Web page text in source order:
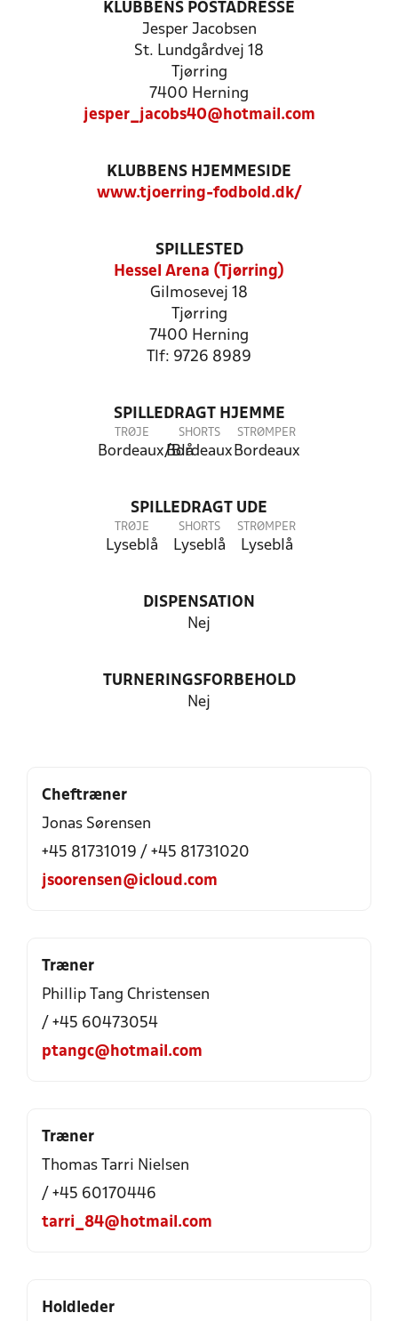
KLUBBENS POSTADRESSE
Jesper Jacobsen
St. Lundgårdvej 18
Tjørring
7400 Herning
jesper_jacobs40@hotmail.com
KLUBBENS HJEMMESIDE
www.tjoerring-fodbold.dk/
SPILLESTED
Hessel Arena (Tjørring)
Gilmosevej 18
Tjørring
7400 Herning
Tlf: 9726 8989
SPILLEDRAGT HJEMME
TRØJE
Bordeaux/Blå
SHORTS
Bordeaux
STRØMPER
Bordeaux
SPILLEDRAGT UDE
TRØJE
Lyseblå
SHORTS
Lyseblå
STRØMPER
Lyseblå
DISPENSATION
Nej
TURNERINGSFORBEHOLD
Nej
Cheftræner
Jonas Sørensen
+45 81731019 / +45 81731020
jsoorensen@icloud.com
Træner
Phillip Tang Christensen
/ +45 60473054
ptangc@hotmail.com
Træner
Thomas Tarri Nielsen
/ +45 60170446
tarri_84@hotmail.com
Holdleder